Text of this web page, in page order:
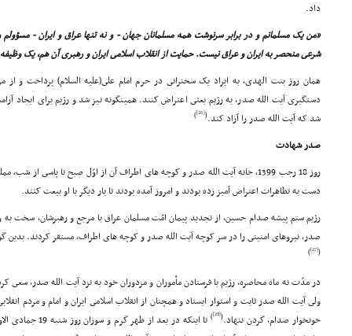
داد.
«من یک مسلمانم و در برابر سرنوشت همه مسلمانان جهان - و نه تنها عراق و ایران -
شرعى منحصر به ایران و عراق نیست. حمایت از انقلاب اسلامى ایران و رهبرى آن هم، یک
همان روز بنت الهدى، به ایراد یک سخنرانى در حرم امام على(علیه السلام) پرداخت و از
دستگیرى آیت الله صدر، به رژیم بعثى اعتراض کنند. همینگونه نیز شد و رژیم براى ایجاد
شد که آیت الله صدر را آزاد کند.(
[26]
)
صدر شهادت
روز 18 رجب 1399، خانه آیت الله صدر و کوچه هاى اطراف آن از اوّل صبح تا پاسى از
دست به تظاهرات اعتراض آمیز زده بودند و امروز آمده بودند تا بار دیگر با او بیعت کنند.
رژیم ستم پیشه صدام حسین، از تجدید پیمان امّت مسلمان عراق با مرجع و رهبرشان، سخت به
صدر، نیروهاى امنیتى را در سر کوچه آیت الله صدر و کوچه هاى اطراف، مستقر کردند. بدین
(
[27]
)
در مدّت نه ماه محاصره، رژیم با فرستادن مأموران و مزدوران خود به نزد آیت الله صدر، سعى
ولى آیت الله صدر ثابت و استوار ایستاد و همچنان از انقلاب اسلامى ایران و امام و مردم
خونخوار صدام، گردن ننهاد.(
[28]
)